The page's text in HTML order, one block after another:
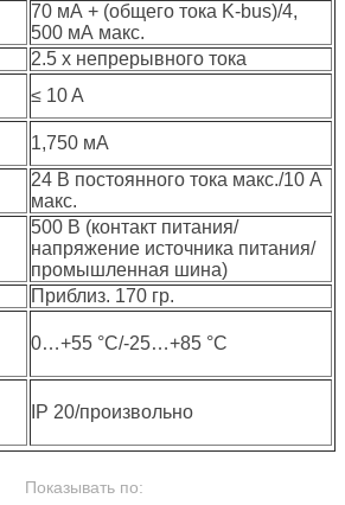
70 мА + (общего тока K-bus)/4,
500 мА макс.
2.5 x непрерывного тока
≤ 10 A
1,750 мА
24 В постоянного тока макс./10 A
макс.
500 В (контакт питания/
напряжение источника питания/
промышленная шина)
Приблиз. 170 гр.
0…+55 °C/-25…+85 °C
IP 20/произвольно
Показывать по: